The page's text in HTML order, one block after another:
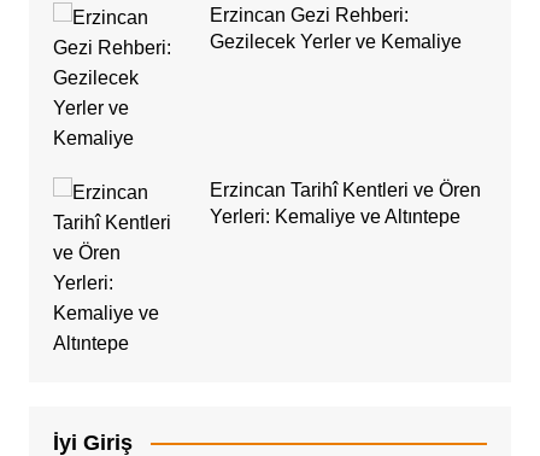
Erzincan Gezi Rehberi:
Gezilecek Yerler ve Kemaliye
Erzincan Tarihî Kentleri ve Ören
Yerleri: Kemaliye ve Altıntepe
İyi Giriş